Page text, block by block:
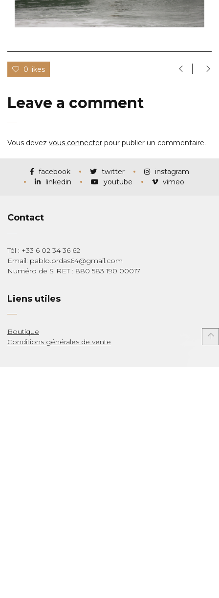
0 likes
Leave a comment
Vous devez vous connecter pour publier un commentaire.
facebook twitter
instagram
linkedin
youtube vimeo
Contact
Tél : +33 6 02 34 36 62
Email: pablo.ordas64@gmail.com
Numéro de SIRET : 880 583 190 00017
Liens utiles
Boutique
Conditions générales de vente